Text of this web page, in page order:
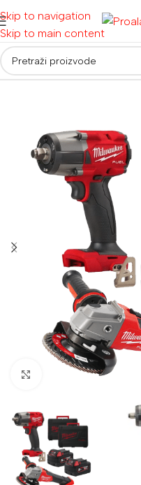
Skip to navigation
Skip to main content
Početna/ Akumulatorski alati
Povećaj sliku